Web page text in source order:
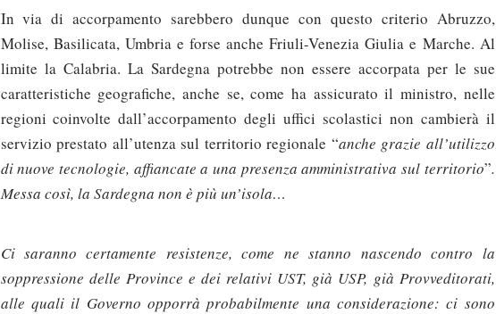
In via di accorpamento sarebbero dunque con questo criterio Abruzzo,
Molise, Basilicata, Umbria e forse anche Friuli-Venezia Giulia e Marche. Al
limite la Calabria. La Sardegna potrebbe non essere accorpata per le sue
caratteristiche geografiche, anche se, come ha assicurato il ministro, nelle
regioni coinvolte dall’accorpamento degli uffici scolastici non cambierà il
servizio prestato all’utenza sul territorio regionale “anche grazie all’utilizzo
di nuove tecnologie, affiancate a una presenza amministrativa sul territorio”.
Messa così, la Sardegna non è più un’isola…
Ci saranno certamente resistenze, come ne stanno nascendo contro la
soppressione delle Province e dei relativi UST, già USP, già Provveditorati,
alle quali il Governo opporrà probabilmente una considerazione: ci sono